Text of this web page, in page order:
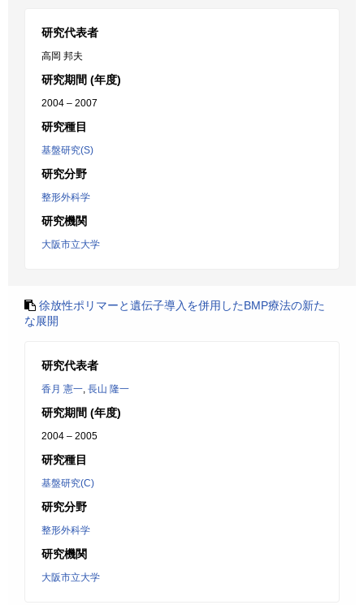
研究代表者
高岡 邦夫
研究期間 (年度)
2004 – 2007
研究種目
基盤研究(S)
研究分野
整形外科学
研究機関
大阪市立大学
徐放性ポリマーと遺伝子導入を併用したBMP療法の新た
な展開
研究代表者
香月 憲一, 長山 隆一
研究期間 (年度)
2004 – 2005
研究種目
基盤研究(C)
研究分野
整形外科学
研究機関
大阪市立大学